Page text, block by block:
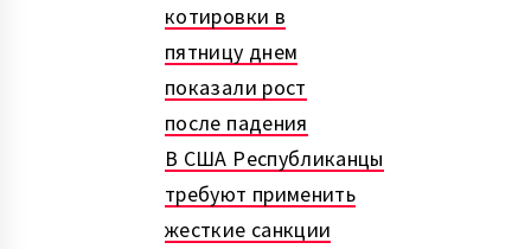
котировки в
пятницу днем
показали рост
после падения
В США Республиканцы
требуют применить
жесткие санкции